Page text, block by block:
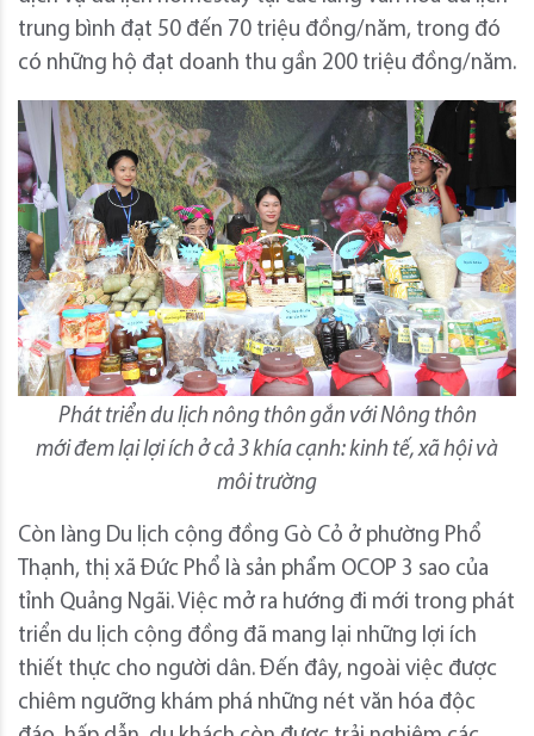
trung bình đạt 50 đến 70 triệu đồng/năm, trong đó
có những hộ đạt doanh thu gần 200 triệu đồng/năm.
Phát triển du lịch nông thôn gắn với Nông thôn
mới đem lại lợi ích ở cả 3 khía cạnh: kinh tế, xã hội và
môi trường
Còn làng Du lịch cộng đồng Gò Cỏ ở phường Phổ
Thạnh, thị xã Đức Phổ là sản phẩm OCOP 3 sao của
tỉnh Quảng Ngãi. Việc mở ra hướng đi mới trong phát
triển du lịch cộng đồng đã mang lại những lợi ích
thiết thực cho người dân. Đến đây, ngoài việc được
chiêm ngưỡng khám phá những nét văn hóa độc